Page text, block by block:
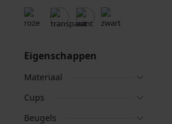
Eigenschappen
Materiaal
Cups
Beugels